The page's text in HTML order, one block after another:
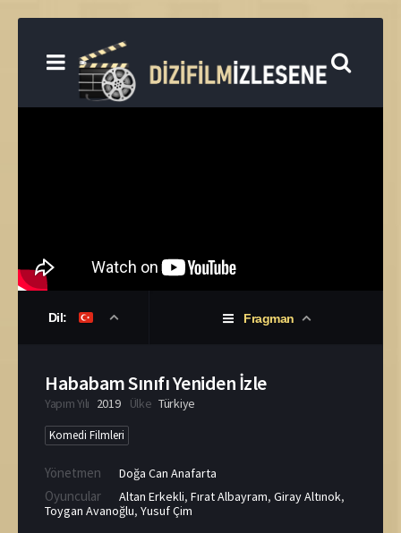
Dil: Fragman
Hababam Sınıfı Yeniden İzle
Yapım Yılı 2019 Ülke Türkiye
Komedi Filmleri
Yönetmen Doğa Can Anafarta
Oyuncular Altan Erkekli, Fırat Albayram, Giray Altınok,
Toygan Avanoğlu, Yusuf Çim